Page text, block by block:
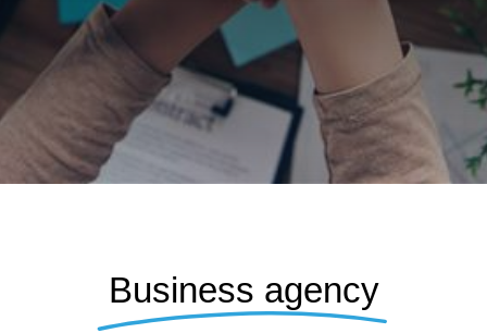
Business agency